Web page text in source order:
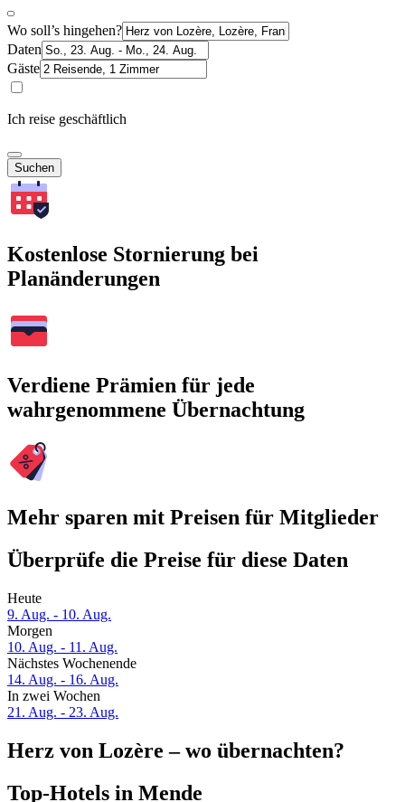
Wo soll’s hingehen?
Daten
Gäste
Ich reise geschäftlich
Suchen
Kostenlose Stornierung bei
Planänderungen
Verdiene Prämien für jede
wahrgenommene Übernachtung
Mehr sparen mit Preisen für Mitglieder
Überprüfe die Preise für diese Daten
Heute
9. Aug. - 10. Aug.
Morgen
10. Aug. - 11. Aug.
Nächstes Wochenende
14. Aug. - 16. Aug.
In zwei Wochen
21. Aug. - 23. Aug.
Herz von Lozère – wo übernachten?
Top-Hotels in Mende